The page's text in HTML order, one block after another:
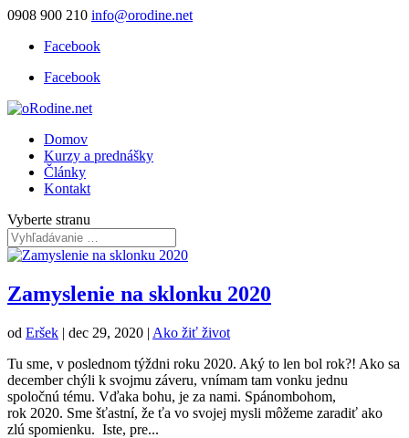
0908 900 210 info@orodine.net
Facebook
Facebook
Domov
Kurzy a prednášky
Články
Kontakt
Vyberte stranu
Zamyslenie na sklonku 2020
od Eršek | dec 29, 2020 | Ako žiť život
Tu sme, v poslednom týždni roku 2020. Aký to len bol rok?! Ako sa
december chýli k svojmu záveru, vnímam tam vonku jednu
spoločnú tému. Vďaka bohu, je za nami. Spánombohom,
rok 2020. Sme šťastní, že ťa vo svojej mysli môžeme zaradiť ako
zlú spomienku. Iste, pre...